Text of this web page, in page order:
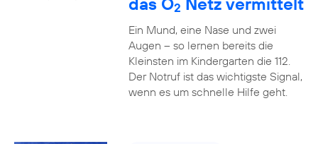
2
Ein Mund, eine Nase und zwei
Augen – so lernen bereits die
Kleinsten im Kindergarten die 112.
Der Notruf ist das wichtigste Signal,
wenn es um schnelle Hilfe geht.